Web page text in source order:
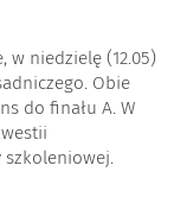
w niedzielę (12.05)
Obie
do finału A. W